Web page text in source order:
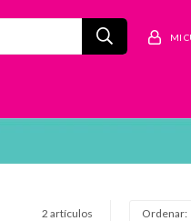
2 artículos